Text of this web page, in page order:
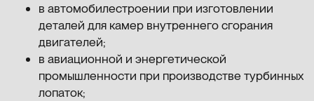
в автомобилестроении при изготовлении
деталей для камер внутреннего сгорания
двигателей;
в авиационной и энергетической
промышленности при производстве турбинных
лопаток;